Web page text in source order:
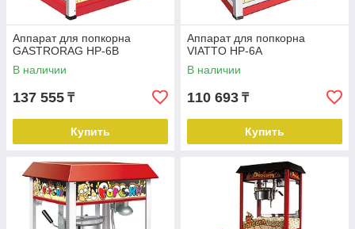
Аппарат для попкорна
GASTRORAG HP-6B
В наличии
137 555 ₸
Купить
Аппарат для попкорна
VIATTO HP-6A
В наличии
110 693 ₸
Купить